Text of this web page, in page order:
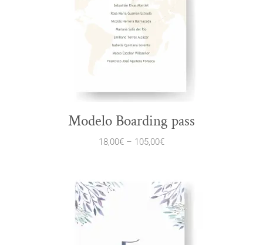
Modelo Boarding pass
18,00€ – 105,00€